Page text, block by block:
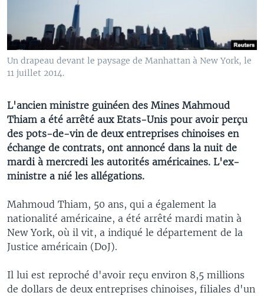
Un drapeau devant le paysage de Manhattan à New York, le
11 juillet 2014.
L'ancien ministre guinéen des Mines Mahmoud
Thiam a été arrêté aux Etats-Unis pour avoir perçu
des pots-de-vin de deux entreprises chinoises en
échange de contrats, ont annoncé dans la nuit de
mardi à mercredi les autorités américaines. L'ex-
ministre a nié les allégations.
Mahmoud Thiam, 50 ans, qui a également la
nationalité américaine, a été arrêté mardi matin à
New York, où il vit, a indiqué le département de la
Justice américain (DoJ).
Il lui est reproché d'avoir reçu environ 8,5 millions
de dollars de deux entreprises chinoises, filiales d'un